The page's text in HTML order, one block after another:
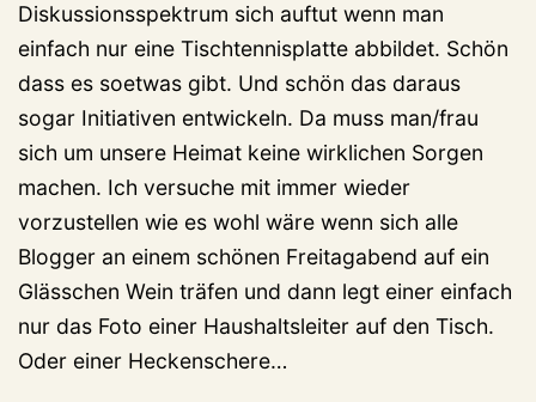
Diskussionsspektrum sich auftut wenn man
einfach nur eine Tischtennisplatte abbildet. Schön
dass es soetwas gibt. Und schön das daraus
sogar Initiativen entwickeln. Da muss man/frau
sich um unsere Heimat keine wirklichen Sorgen
machen. Ich versuche mit immer wieder
vorzustellen wie es wohl wäre wenn sich alle
Blogger an einem schönen Freitagabend auf ein
Glässchen Wein träfen und dann legt einer einfach
nur das Foto einer Haushaltsleiter auf den Tisch.
Oder einer Heckenschere…